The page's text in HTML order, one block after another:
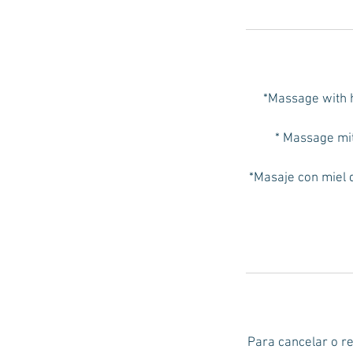
*Massage with
* Massage
*Masaje con miel
Para cancelar o